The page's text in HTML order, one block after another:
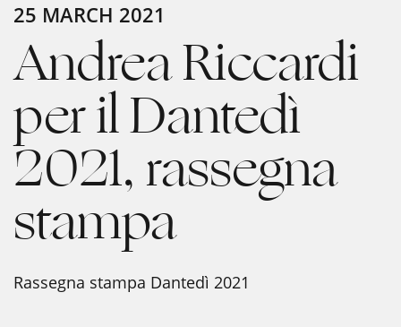
25 MARCH 2021
Andrea Riccardi
per il Dantedì
2021, rassegna
stampa
Rassegna stampa Dantedì 2021